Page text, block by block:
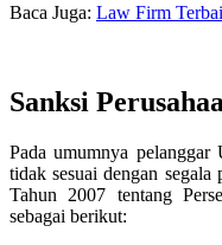
Baca Juga: Law Firm
Sanksi
Pada umumnya
tidak sesuai dengan
Tahun 2007 tentang
sebagai berikut: